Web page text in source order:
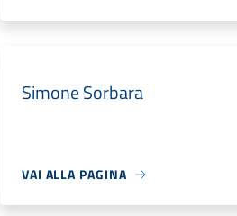
Simone Sorbara
VAI ALLA PAGINA